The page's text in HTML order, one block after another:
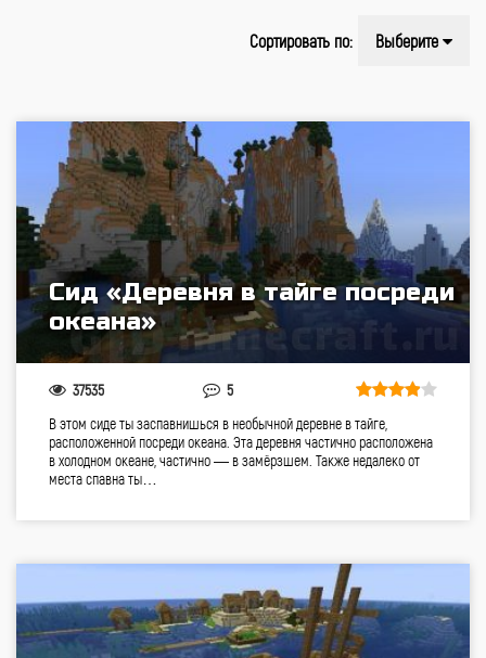
Сортировать по: Выберите
Сид «Деревня в тайге посреди
океана»
37535 5
В этом сиде ты заспавнишься в необычной деревне в тайге,
расположенной посреди океана. Эта деревня частично расположена
в холодном океане, частично — в замёрзшем. Также недалеко от
места спавна ты…